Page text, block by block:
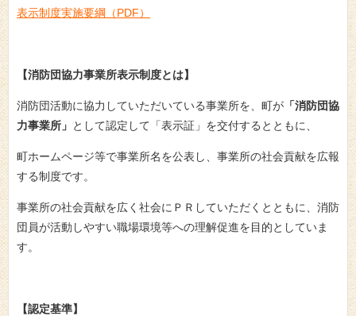
表示制度実施要綱（PDF）
【消防団協力事業所表示制度とは】
消防団活動に協力していただいている事業所を、町が 「消防団協
力事業所」 として認定して「表示証」を交付するとともに、
町ホームページ等で事業所名を公表し、事業所の社会貢献を広報
する制度です。
事業所の社会貢献を広く社会にＰＲしていただくとともに、消防
団員が活動しやすい職場環境等への理解促進を目的としていま
す。
【認定基準】